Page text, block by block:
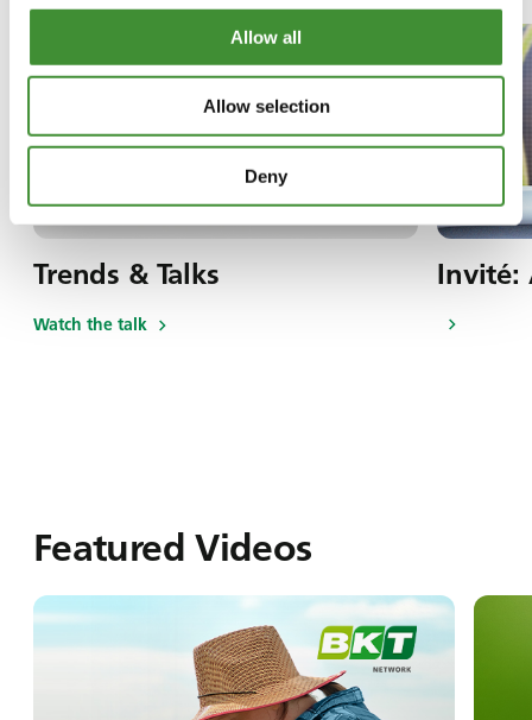
Allow all
Allow selection
Deny
Trends & Talks
Watch the talk
Invité:
Featured Videos